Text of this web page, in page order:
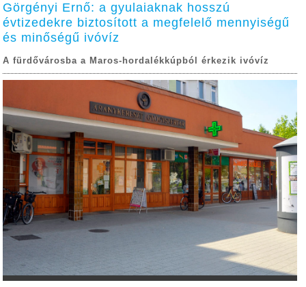
Görgényi Ernő: a gyulaiaknak hosszú
évtizedekre biztosított a megfelelő mennyiségű
és minőségű ivóvíz
A fürdővárosba a Maros-hordalékkúpból érkezik ivóvíz